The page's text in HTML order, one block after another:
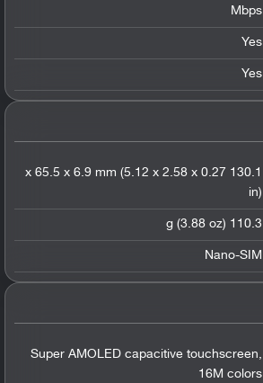
Mbps
Yes
Yes
130.1 x 65.5 x 6.9 mm (5.12 x 2.58 x 0.27
in)
110.3 g (3.88 oz)
Nano-SIM
Super AMOLED capacitive touchscreen,
16M colors